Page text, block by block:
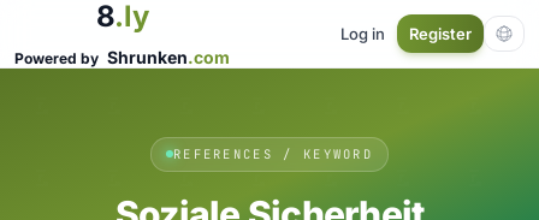
8.ly
Powered by Shrunken.com
Log in Register
REFERENCES / KEYWORD